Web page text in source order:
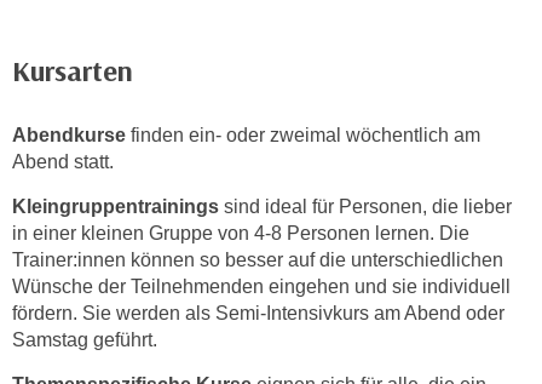
Kursarten
Abendkurse finden ein- oder zweimal wöchentlich am
Abend statt.
Kleingruppentrainings sind ideal für Personen, die lieber
in einer kleinen Gruppe von 4-8 Personen lernen. Die
Trainer:innen können so besser auf die unterschiedlichen
Wünsche der Teilnehmenden eingehen und sie individuell
fördern. Sie werden als Semi-Intensivkurs am Abend oder
Samstag geführt.
n
e
r
e
b
s
e
i
e
U
n
e
r
n
e
h